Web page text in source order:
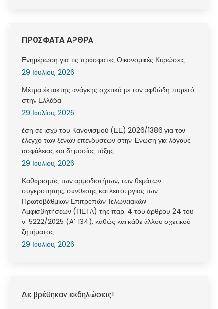
ΠΡΟΣΦΑΤΑ ΑΡΘΡΑ
Ενημέρωση για τις πρόσφατες Οικονομικές Κυρώσεις
29 Ιουλίου, 2026
Μέτρα έκτακτης ανάγκης σχετικά με τον αφθώδη πυρετό
στην Ελλάδα
29 Ιουλίου, 2026
έση σε ισχύ του Κανονισμού (ΕΕ) 2026/1386 για τον
έλεγχο των ξένων επενδύσεων στην Ένωση για λόγους
ασφάλειας και δημοσίας τάξης
29 Ιουλίου, 2026
Καθορισμός των αρμοδιοτήτων, των θεμάτων
συγκρότησης, σύνθεσης και λειτουργίας των
Πρωτοβάθμιων Επιτροπών Τελωνειακών
Αμφισβητήσεων (ΠΕΤΑ) της παρ. 4 του άρθρου 24 του
ν. 5222/2025 (Α΄ 134), καθώς και κάθε άλλου σχετικού
ζητήματος
29 Ιουλίου, 2026
Δε βρέθηκαν εκδηλώσεις!